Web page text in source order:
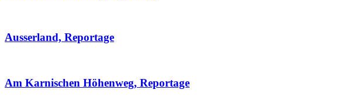
Ausserland, Reportage
Am Karnischen Höhenweg, Reportage